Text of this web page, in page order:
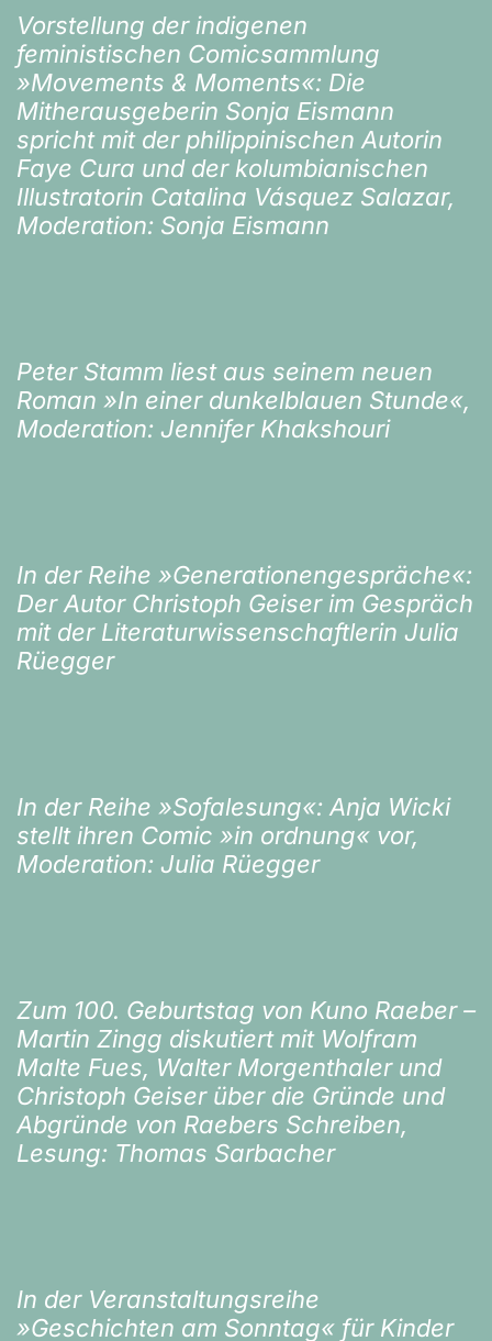
Vorstellung der indigenen
feministischen Comicsammlung
»Movements & Moments«: Die
Mitherausgeberin Sonja Eismann
spricht mit der philippinischen Autorin
Faye Cura und der kolumbianischen
Illustratorin Catalina Vásquez Salazar,
Moderation: Sonja Eismann
Peter Stamm liest aus seinem neuen
Roman »In einer dunkelblauen Stunde«,
Moderation: Jennifer Khakshouri
In der Reihe »Generationengespräche«:
Der Autor Christoph Geiser im Gespräch
mit der Literaturwissenschaftlerin Julia
Rüegger
In der Reihe »Sofalesung«: Anja Wicki
stellt ihren Comic »in ordnung« vor,
Moderation: Julia Rüegger
Zum 100. Geburtstag von Kuno Raeber –
Martin Zingg diskutiert mit Wolfram
Malte Fues, Walter Morgenthaler und
Christoph Geiser über die Gründe und
Abgründe von Raebers Schreiben,
Lesung: Thomas Sarbacher
In der Veranstaltungsreihe
»Geschichten am Sonntag« für Kinder